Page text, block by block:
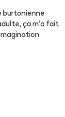
burtonienne
ça m'a fait